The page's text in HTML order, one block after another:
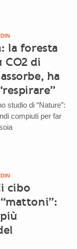
la foresta
di
ha
studio di “Nature”:
compiuti per far
cibo